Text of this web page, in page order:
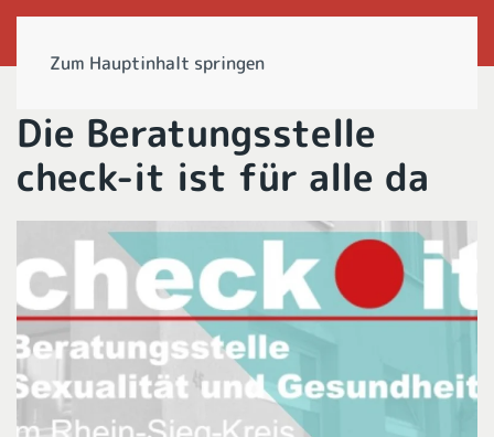
Zum Hauptinhalt springen
Die Beratungsstelle
check-it ist für alle da